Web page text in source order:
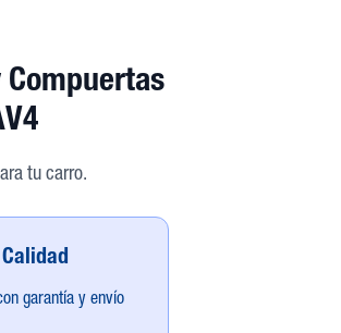
tu carro.
garantía y envío